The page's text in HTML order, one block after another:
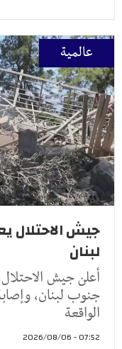
عالمية
جيش الاحتلال
لبنان
أعلن جيش
الواقعة
07:52 - 2026/08/06